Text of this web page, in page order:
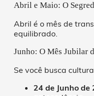
Abril e Maio: O
Abril é o mês de
equilibrado.
Junho: O Mês Jubilar
Se você busca
24 de Junho de